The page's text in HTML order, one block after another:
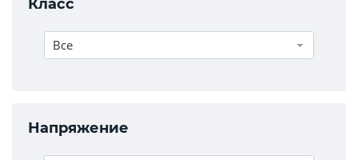
Класс
Все
Напряжение